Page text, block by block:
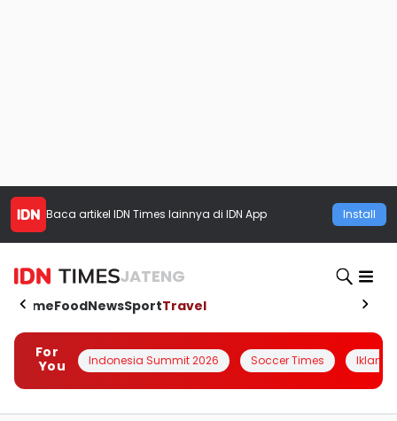
Baca artikel IDN Times lainnya di IDN App Install
JATENG
HomeFoodNewsSportTravel
For
You
Indonesia Summit 2026 Soccer Times Iklanin